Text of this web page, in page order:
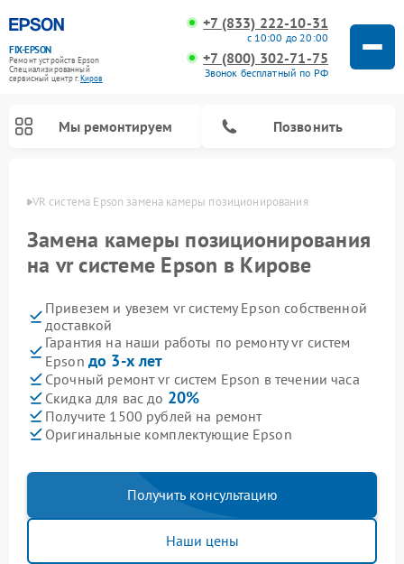
FIX-EPSON
Ремонт устройств Epson
Специализированный
cервисный центр г.Киров
+7 (833) 222-10-31
с 10:00 до 20:00
+7 (800) 302-71-75
Звонок бесплатный по РФ
Мы ремонтируем Позвонить
VR система Epson замена камеры позиционирования
Замена камеры позиционирования
на vr системе Epson в Кирове
Привезем и увезем vr систему Epson собственной
доставкой
Гарантия на наши работы по ремонту vr систем
Epson до 3-х лет
Срочный ремонт vr систем Epson в течении часа
Скидка для вас до 20%
Получите 1500 рублей на ремонт
Оригинальные комплектующие Epson
Получить консультацию
Наши цены